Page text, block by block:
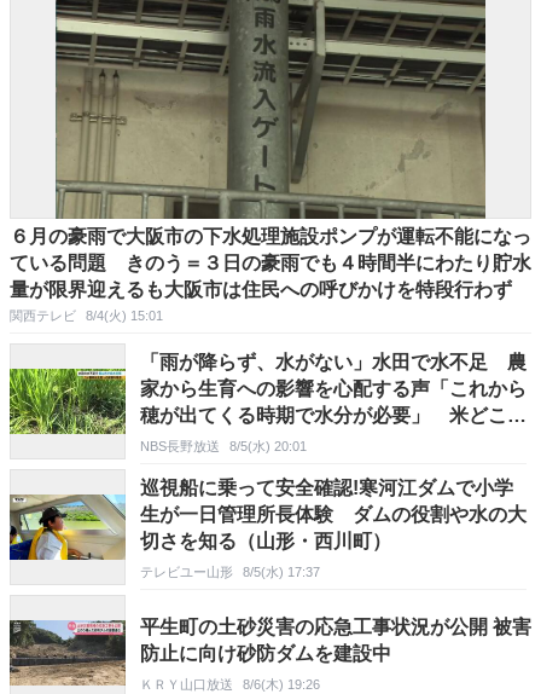
６月の豪雨で大阪市の下水処理施設ポンプが運転不能になっ
ている問題 きのう＝３日の豪雨でも４時間半にわたり貯水
量が限界迎えるも大阪市は住民への呼びかけを特段行わず
関西テレビ 8/4(火) 15:01
「雨が降らず、水がない」水田で水不足 農
家から生育への影響を心配する声「これから
穂が出てくる時期で水分が必要」 米どころ
飯山市の7月の降水量は平年の40％ 市が散
NBS長野放送 8/5(水) 20:01
巡視船に乗って安全確認!寒河江ダムで小学
生が一日管理所長体験 ダムの役割や水の大
切さを知る（山形・西川町）
テレビユー山形 8/5(水) 17:37
平生町の土砂災害の応急工事状況が公開 被害
防止に向け砂防ダムを建設中
ＫＲＹ山口放送 8/6(木) 19:26